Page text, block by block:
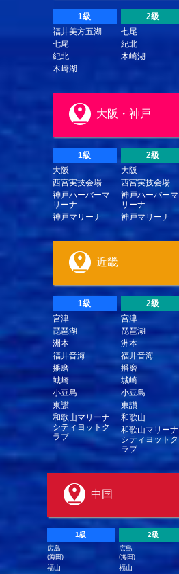
1級
福井美方五湖
七尾
紀北
木崎湖
2級
七尾
紀北
木崎湖
大阪・神戸
1級
大阪
西宮実技会場
神戸ハーバーマ
リーナ
神戸マリーナ
2級
大阪
西宮実技会場
神戸ハーバーマ
リーナ
神戸マリーナ
近畿
1級
宮津
琵琶湖
洲本
福井音海
播磨
城崎
小豆島
東讃
和歌山マリーナ
シティヨットク
ラブ
2級
宮津
琵琶湖
洲本
福井音海
播磨
城崎
小豆島
東讃
和歌山
和歌山マリーナ
シティヨットク
ラブ
中国
1級
広島
(海田)
福山
2級
広島
(海田)
福山